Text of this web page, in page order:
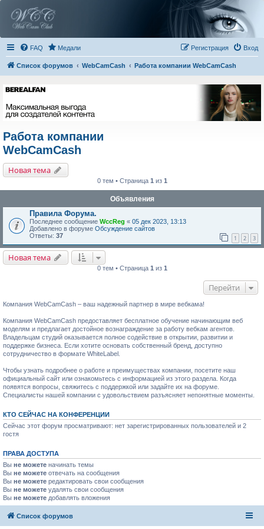
FAQ Медали Вход
Регистрация
Список форумов WebCamCash Работа компании WebCamCash
Работа компании
WebCamCash
Новая тема
0 тем • Страница 1 из 1
Объявления
Правила Форума.
Последнее сообщение WccReg « 05 дек 2023, 13:13
Добавлено в форуме Обсуждение сайтов
Ответы: 37 1 2 3
Новая тема
0 тем • Страница 1из 1
Перейти
Компания WebCamCash – ваш надежный партнер в мире вебкама!
Компания WebCamCash предоставляет бесплатное обучение начинающим веб
моделям и предлагает достойное вознаграждение за работу вебкам агентов.
Владельцам студий оказывается полное содействие в открытии, развитии и
поддержке бизнеса. Если хотите основать собственный бренд, доступно
сотрудничество в формате WhiteLabel.
Чтобы узнать подробнее о работе и преимуществах компании, посетите наш
официальный сайт или ознакомьтесь с информацией из этого раздела. Когда
появятся вопросы, свяжитесь с поддержкой или задайте их на форуме.
Специалисты нашей компании с удовольствием разъясняет непонятные моменты.
КТО СЕЙЧАС НА КОНФЕРЕНЦИИ
Сейчас этот форум просматривают: нет зарегистрированных пользователей и 2
гостя
ПРАВА ДОСТУПА
Вы не можете начинать темы
Вы не можете отвечать на сообщения
Вы не можете редактировать свои сообщения
Вы не можете удалять свои сообщения
Вы не можете добавлять вложения
Список форумов